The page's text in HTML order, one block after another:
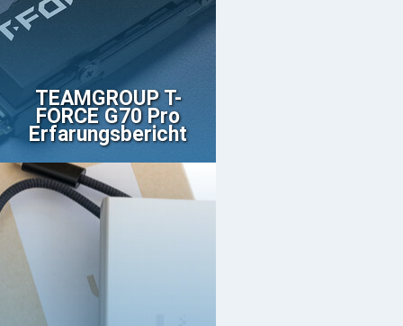
TEAMGROUP T-
FORCE G70 Pro
Erfarungsbericht